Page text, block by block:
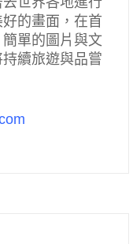
的畫面，在首
單的圖片與文
續旅遊與品嘗